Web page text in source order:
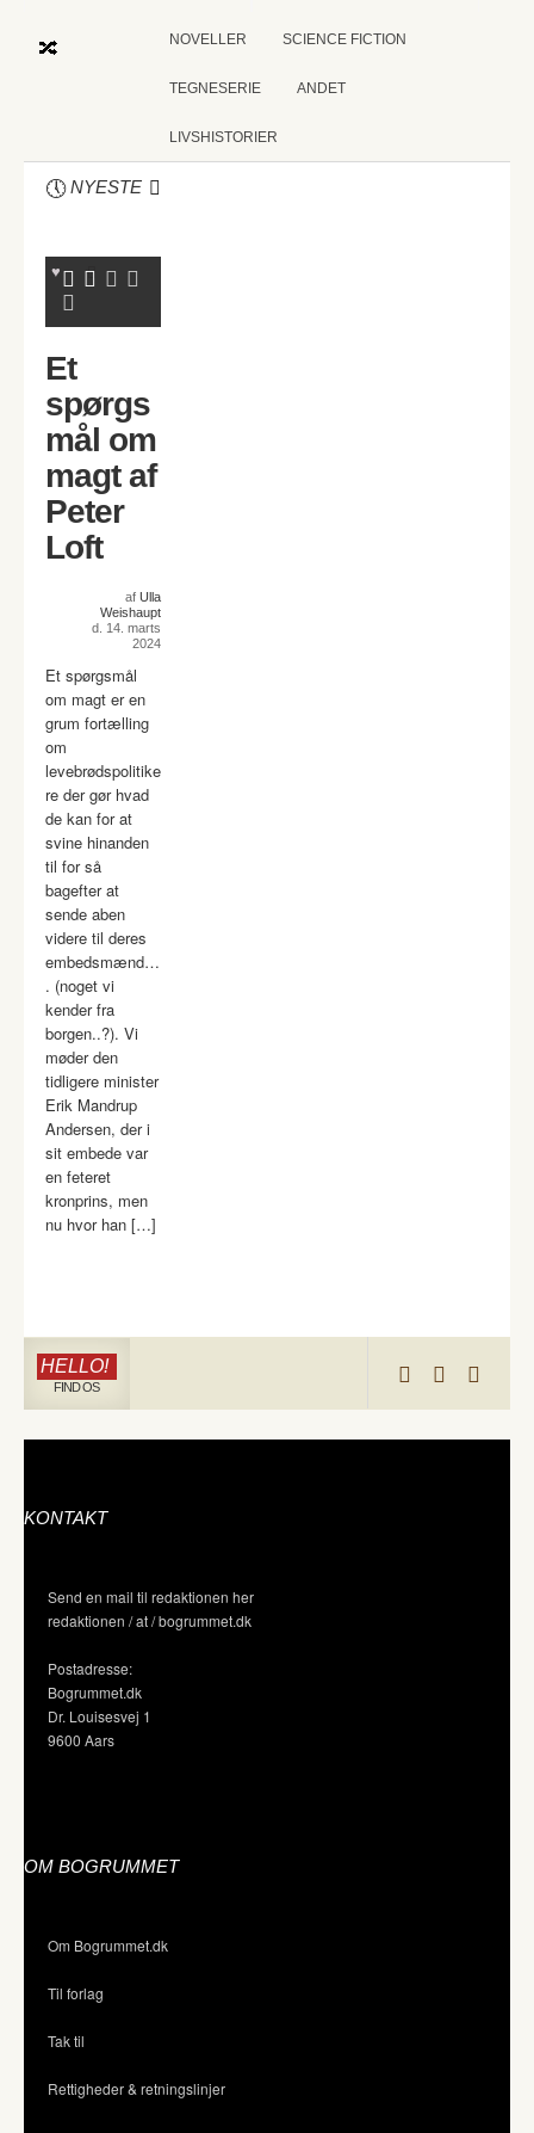
NOVELLER SCIENCE FICTION
TEGNESERIE ANDET
LIVSHISTORIER
NYESTE
Et
spørgs
mål om
magt af
Peter
Loft
af Ulla
Weishaupt
d. 14. marts
2024
Et spørgsmål
om magt er en
grum fortælling
om
levebrødspolitike
re der gør hvad
de kan for at
svine hinanden
til for så
bagefter at
sende aben
videre til deres
embedsmænd…
. (noget vi
kender fra
borgen..?). Vi
møder den
tidligere minister
Erik Mandrup
Andersen, der i
sit embede var
en feteret
kronprins, men
nu hvor han […]
HELLO!
FIND OS
KONTAKT
Send en mail til redaktionen her
redaktionen / at / bogrummet.dk
Postadresse:
Bogrummet.dk
Dr. Louisesvej 1
9600 Aars
OM BOGRUMMET
Om Bogrummet.dk
Til forlag
Tak til
Rettigheder & retningslinjer